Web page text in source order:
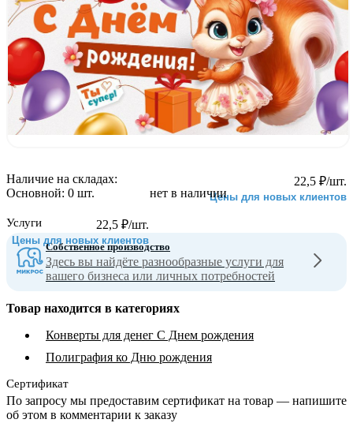
22,5 ₽/шт.
Цены для новых клиентов
нет в наличии
22,5 ₽/шт.
Цены для новых клиентов
Наличие на складах:
Основной: 0 шт.
Услуги
Собственное производство
Здесь вы найдёте разнообразные услуги для
вашего бизнеса или личных потребностей
Товар находится в категориях
Конверты для денег С Днем рождения
Полиграфия ко Дню рождения
Сертификат
По запросу мы предоставим сертификат на товар — напишите
об этом в комментарии к заказу